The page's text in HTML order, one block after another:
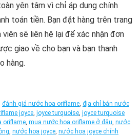
yên tâm vì chỉ áp dụng chính
toán tiền. Bạn đặt hàng trên trang
sẽ liên hệ lại để xác nhận đơn
giao về cho bạn và bạn thanh
hàng.
đánh giá nước hoa oriflame, địa chỉ bán nước
joyce, joyce turquoise, joyce turquoise
oriflame, mua nước hoa oriflame ở đâu, nước
, nước hoa joyce, nước hoa joyce chính